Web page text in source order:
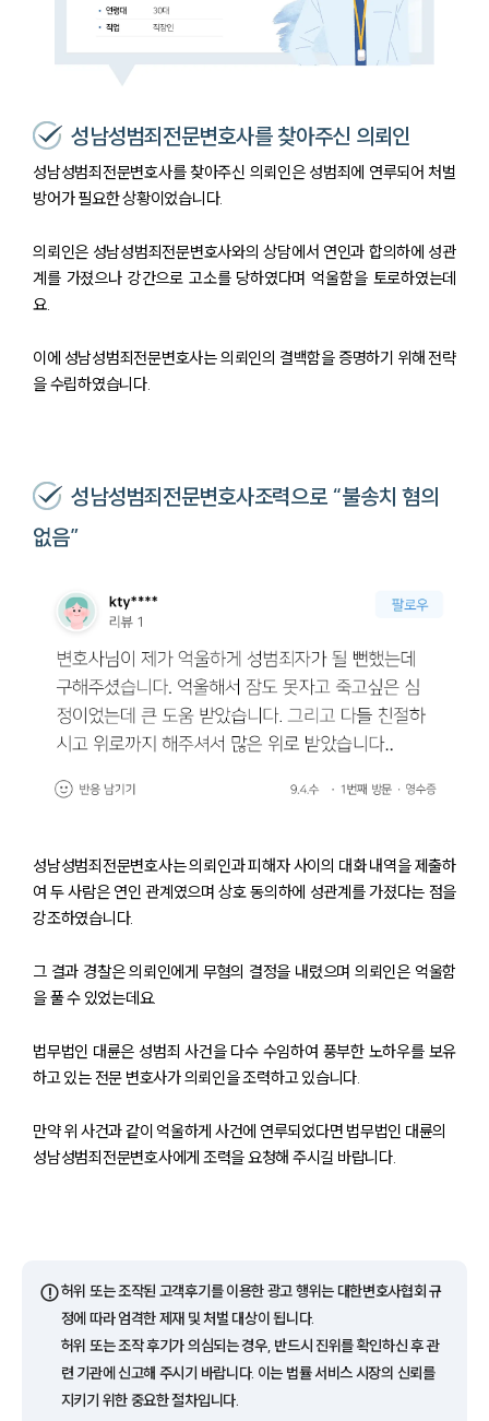
팀소개
글로벌 파트너 로펌
고객의 소리
통합검색
AI대륜
업무사례
성남성범죄전문변호사를 찾아주신 의뢰인
성남성범죄전문변호사를 찾아주신 의뢰인은 성범죄에 연루되어 처벌
방어가 필요한 상황이었습니다.
의뢰인은 성남성범죄전문변호사와의 상담에서 연인과 합의하에 성관
계를 가졌으나 강간으로 고소를 당하였다며 억울함을 토로하였는데
요.
이에 성남성범죄전문변호사는 의뢰인의 결백함을 증명하기 위해 전략
을 수립하였습니다.
성남성범죄전문변호사조력으로 “불송치 혐의
없음”
성남성범죄전문변호사는 의뢰인과 피해자 사이의 대화 내역을 제출하
여 두 사람은 연인 관계였으며 상호 동의하에 성관계를 가졌다는 점을
강조하였습니다.
그 결과 경찰은 의뢰인에게 무혐의 결정을 내렸으며 의뢰인은 억울함
을 풀 수 있었는데요.
법무법인 대륜은 성범죄 사건을 다수 수임하여 풍부한 노하우를 보유
하고 있는 전문 변호사가 의뢰인을 조력하고 있습니다.
만약 위 사건과 같이 억울하게 사건에 연루되었다면 법무법인 대륜의
성남성범죄전문변호사에게 조력을 요청해 주시길 바랍니다.
⚠️허위 또는 조작된 고객후기를 이용한 광고 행위는 대한변호사협회 규
정에 따라 엄격한 제재 및 처벌 대상이 됩니다.
허위 또는 조작 후기가 의심되는 경우, 반드시 진위를 확인하신 후 관
련 기관에 신고해 주시기 바랍니다. 이는 법률 서비스 시장의 신뢰를
지키기 위한 중요한 절차입니다.